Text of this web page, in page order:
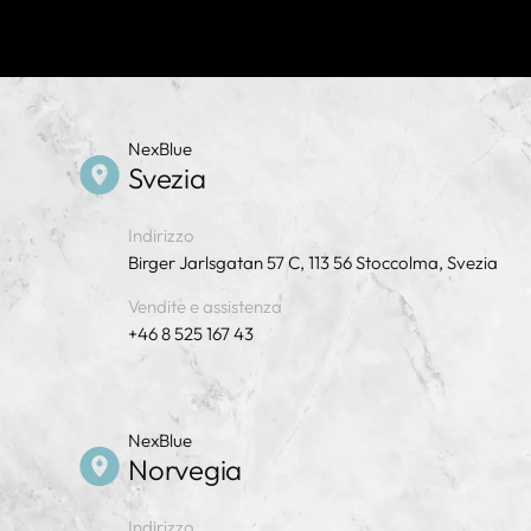
NexBlue
Svezia
Indirizzo
Birger Jarlsgatan 57 C, 113 56 Stoccolma, Svezia
Vendite e assistenza
+46 8 525 167 43
NexBlue
Norvegia